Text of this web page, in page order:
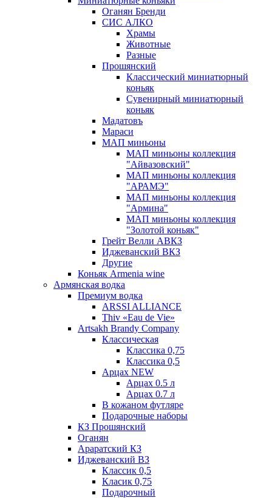
Оганян Бренди
СИС АЛКО
Храмы
Животные
Разные
Прошянский
Классический миниатюрный
коньяк
Сувенирный миниатюрный
коньяк
Мадатовъ
Мараси
МАП миньоны
МАП миньоны коллекция
"Айвазовский"
МАП миньоны коллекция
"АРАМЭ"
МАП миньоны коллекция
"Армина"
МАП миньоны коллекция
"Золотой коньяк"
Грейт Велли АВКЗ
Иджеванский ВКЗ
Другие
Коньяк Armenia wine
Армянская водка
Премиум водка
ARSSI ALLIANCE
Thiv «Eau de Vie»
Artsakh Brandy Company
Классическая
Классика 0,75
Классика 0,5
Арцах NEW
Арцах 0.5 л
Арцах 0.7 л
В кожаном футляре
Подарочные наборы
КЗ Прошянский
Оганян
Араратский КЗ
Иджеванский ВЗ
Классик 0,5
Класик 0,75
Подарочный